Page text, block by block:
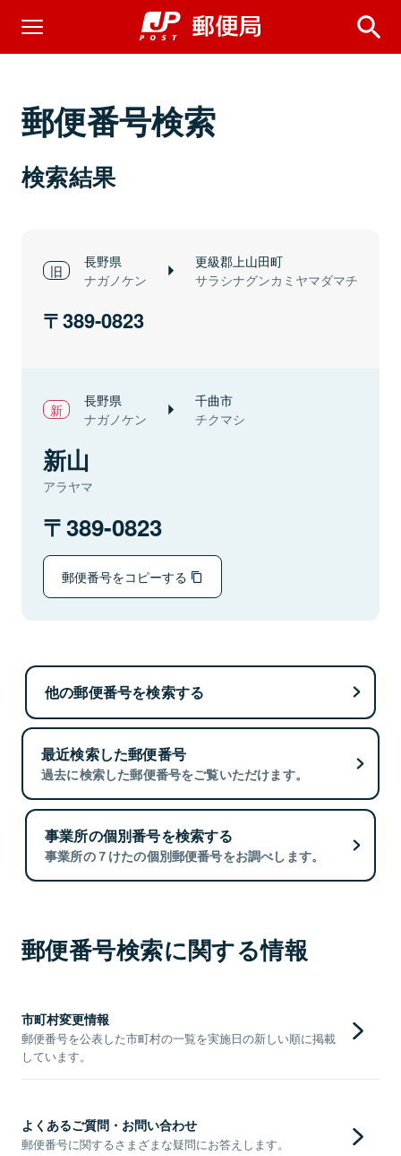
郵便番号検索
検索結果
長野県
ナガノケン
更級郡上山田町
サラシナグンカミヤマダマチ
389-0823
長野県
ナガノケン
千曲市
チクマシ
新山
アラヤマ
389-0823
郵便番号をコピーする
他の郵便番号を検索する
最近検索した郵便番号
過去に検索した郵便番号をご覧いただけます。
事業所の個別番号を検索する
事業所の７けたの個別郵便番号をお調べします。
郵便番号検索に関する情報
市町村変更情報
郵便番号を公表した市町村の一覧を実施日の新しい順に掲載
しています。
よくあるご質問・お問い合わせ
郵便番号に関するさまざまな疑問にお答えします。